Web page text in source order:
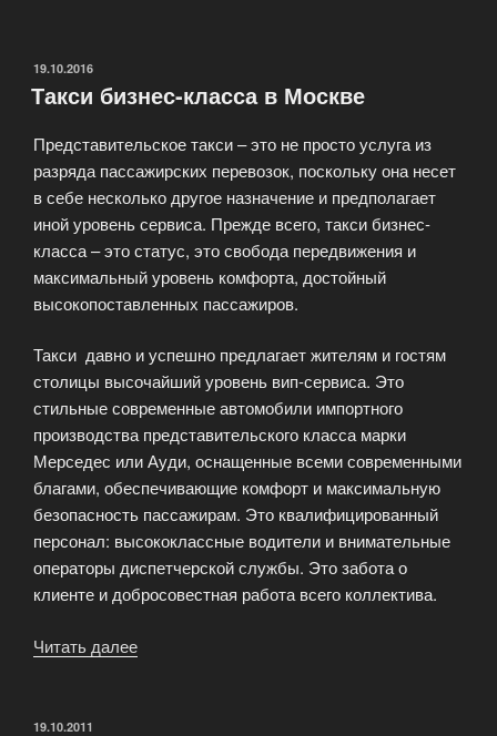
ОПУБЛИКОВАНО
19.10.2016
Такси бизнес-класса в Москве
Представительское такси – это не просто услуга из
разряда пассажирских перевозок, поскольку она несет
в себе несколько другое назначение и предполагает
иной уровень сервиса. Прежде всего, такси бизнес-
класса – это статус, это свобода передвижения и
максимальный уровень комфорта, достойный
высокопоставленных пассажиров.
Такси давно и успешно предлагает жителям и гостям
столицы высочайший уровень вип-сервиса. Это
стильные современные автомобили импортного
производства представительского класса марки
Мерседес или Ауди, оснащенные всеми современными
благами, обеспечивающие комфорт и максимальную
безопасность пассажирам. Это квалифицированный
персонал: высококлассные водители и внимательные
операторы диспетчерской службы. Это забота о
клиенте и добросовестная работа всего коллектива.
Читать далее
ОПУБЛИКОВАНО
19.10.2011